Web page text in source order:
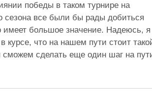
победы в таком турнире на
сезона все были бы рады добиться
имеет большое значение. Надеюсь, я
что на нашем пути стоит
сможем сделать еще один шаг на